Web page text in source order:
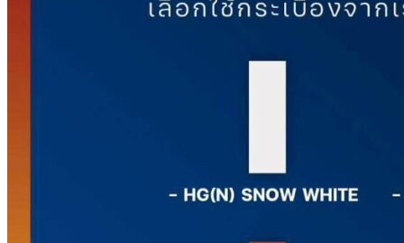
กระเบื้องสระว่ายน้ำหินธรรมชาติ
ฟลอเรนซ์ ไทล์